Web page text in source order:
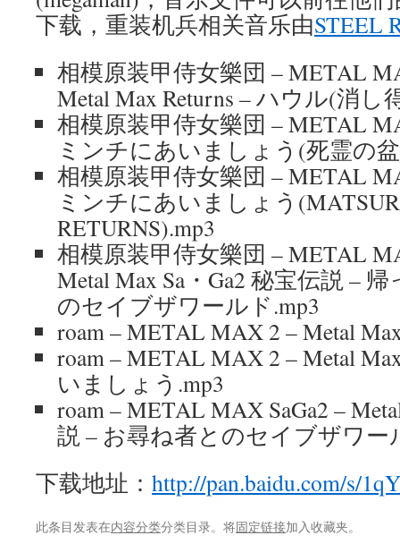
下载，重装机兵相关音乐由STEEL
相模原装甲侍女樂団 – METAL
Metal Max Returns – ハウル(消し
相模原装甲侍女樂団 – METAL
ミンチにあいましょう(死霊の
相模原装甲侍女樂団 – METAL
ミンチにあいましょう
RETURNS).mp3
相模原装甲侍女樂団 – METAL
Metal Max Sa・Ga2 秘宝伝説 –
のセイブザワールド.mp3
roam – METAL MAX 2 – Metal
roam – METAL MAX 2 – Metal
いましょう.mp3
roam – METAL MAX SaGa2 –
説 – お尋ね者とのセイブザワー
下载地址： http://pan.baidu.com/s/
此条目发表在内容分类分类目录。将固定链接加入收藏夹。